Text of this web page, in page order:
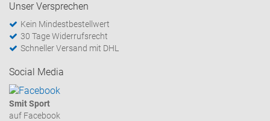
Unser Versprechen
Kein Mindestbestellwert
30 Tage Widerrufsrecht
Schneller Versand mit DHL
Social Media
Smit Sport
auf Facebook